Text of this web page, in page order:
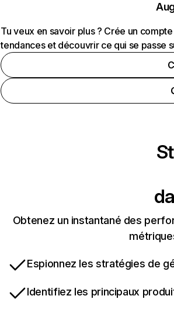
Tu veux en savoir plus ? Crée un
tendances et découvrir ce qui se passe
Obtenez un instantané des
Espionnez les stratégies de
Identifiez les principaux